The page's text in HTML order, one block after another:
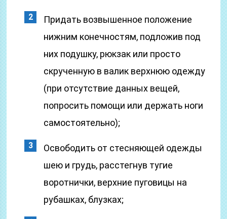
Придать возвышенное положение
нижним конечностям, подложив под
них подушку, рюкзак или просто
скрученную в валик верхнюю одежду
(при отсутствие данных вещей,
попросить помощи или держать ноги
самостоятельно);
Освободить от стесняющей одежды
шею и грудь, расстегнув тугие
воротнички, верхние пуговицы на
рубашках, блузках;